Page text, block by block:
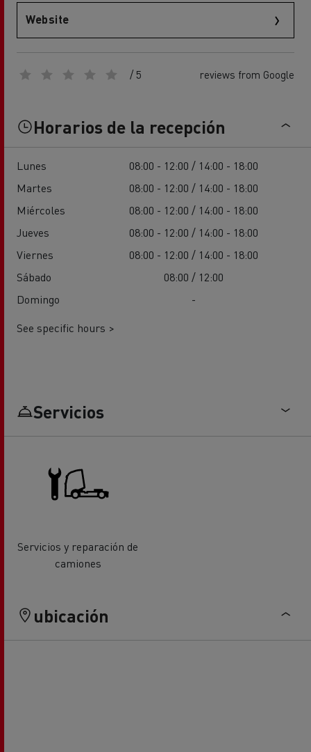
Website
/ 5 reviews from Google
Horarios de la recepción
Lunes
08:00 - 12:00 / 14:00 - 18:00
Martes
08:00 - 12:00 / 14:00 - 18:00
Miércoles
08:00 - 12:00 / 14:00 - 18:00
Jueves
08:00 - 12:00 / 14:00 - 18:00
Viernes
08:00 - 12:00 / 14:00 - 18:00
Sábado
08:00 / 12:00
Domingo
-
See specific hours >
Servicios
Servicios y reparación de
camiones
ubicación